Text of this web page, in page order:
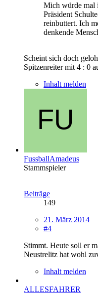
Mich würde mal
Präsident
reinbuttert. Ich
denkende
Scheint sich doch
Spitzenreiter mit 4 : 0
Inhalt melden
FussballAmadeus
Stammspieler
Beiträge
149
21. März 2014
#4
Stimmt. Heute soll er
Neustrelitz hat wohl
Inhalt melden
ALLESFAHRER